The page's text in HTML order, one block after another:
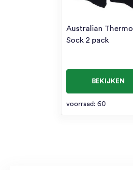
Australian Thermo
Sock 2 pack
BEKIJKEN
voorraad: 60